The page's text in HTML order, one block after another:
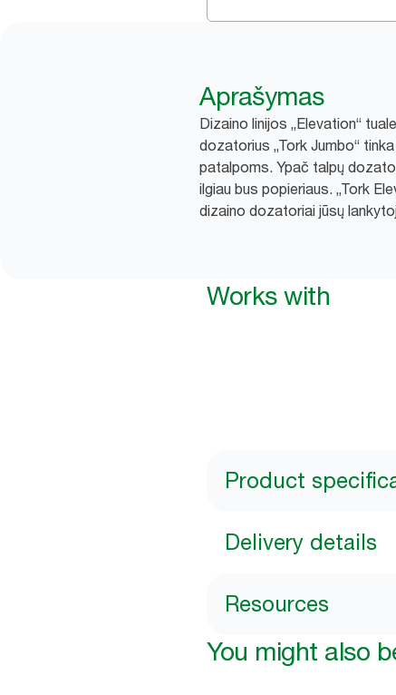
Aprašymas
Dizaino linijos „Elevation“
dozatorius „Tork Jumbo“
patalpoms. Ypač talpų
ilgiau bus popieriaus. „Tork
dizaino dozatoriai jūsų
Works with
Product
Delivery details
Resources
You might also